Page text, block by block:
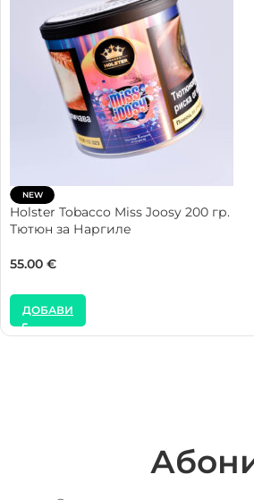
NEW
Holster Tobacco Miss Joosy 200 гр.
Тютюн за Наргиле
55.00 €
ДОБАВИ